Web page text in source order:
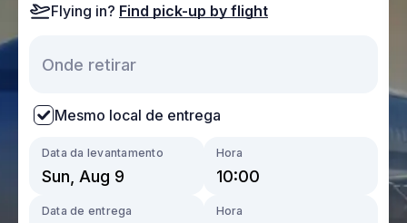
Flying in? Find pick-up by flight
Mesmo local de entrega
Data da levantamento Hora
Data de entrega Hora